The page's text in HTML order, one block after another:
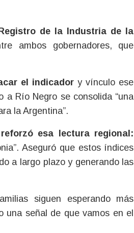
de la Industria de la
ambos gobernadores, que
el indicadory vínculo ese
a Río Negro se consolida “una
la Argentina”.
esa lectura regional:
Aseguró que estos índices
a largo plazo y generando las
siguen esperando más
una señal de que vamos en el